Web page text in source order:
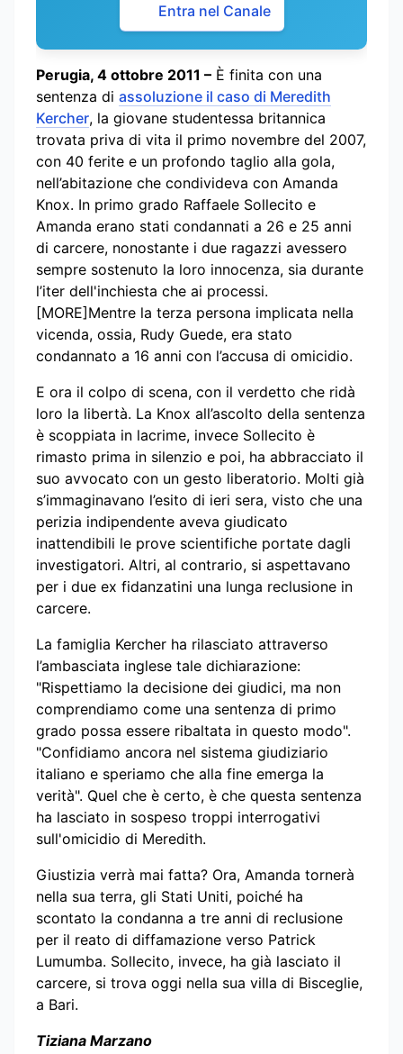
Entra nel Canale
Perugia, 4 ottobre 2011 – Ѐ finita con una
sentenza di assoluzione il caso di Meredith
Kercher, la giovane studentessa britannica
trovata priva di vita il primo novembre del 2007,
con 40 ferite e un profondo taglio alla gola,
nell’abitazione che condivideva con Amanda
Knox. In primo grado Raffaele Sollecito e
Amanda erano stati condannati a 26 e 25 anni
di carcere, nonostante i due ragazzi avessero
sempre sostenuto la loro innocenza, sia durante
l’iter dell'inchiesta che ai processi.
[MORE]Mentre la terza persona implicata nella
vicenda, ossia, Rudy Guede, era stato
condannato a 16 anni con l’accusa di omicidio.
E ora il colpo di scena, con il verdetto che ridà
loro la libertà. La Knox all’ascolto della sentenza
è scoppiata in lacrime, invece Sollecito è
rimasto prima in silenzio e poi, ha abbracciato il
suo avvocato con un gesto liberatorio. Molti già
s’immaginavano l’esito di ieri sera, visto che una
perizia indipendente aveva giudicato
inattendibili le prove scientifiche portate dagli
investigatori. Altri, al contrario, si aspettavano
per i due ex fidanzatini una lunga reclusione in
carcere.
La famiglia Kercher ha rilasciato attraverso
l’ambasciata inglese tale dichiarazione:
"Rispettiamo la decisione dei giudici, ma non
comprendiamo come una sentenza di primo
grado possa essere ribaltata in questo modo".
"Confidiamo ancora nel sistema giudiziario
italiano e speriamo che alla fine emerga la
verità". Quel che è certo, è che questa sentenza
ha lasciato in sospeso troppi interrogativi
sull'omicidio di Meredith.
Giustizia verrà mai fatta? Ora, Amanda tornerà
nella sua terra, gli Stati Uniti, poiché ha
scontato la condanna a tre anni di reclusione
per il reato di diffamazione verso Patrick
Lumumba. Sollecito, invece, ha già lasciato il
carcere, si trova oggi nella sua villa di Bisceglie,
a Bari.
Tiziana Marzano